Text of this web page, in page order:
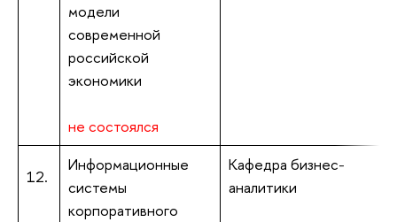
модели
современной
российской
экономики
не состоялся
12.
Информационные
системы
корпоративного
Кафедра бизнес-
аналитики